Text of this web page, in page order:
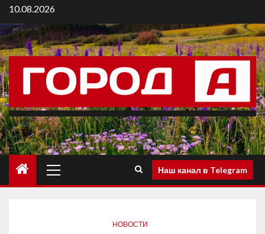
10.08.2026
Наш канал в Telegram
НОВОСТИ